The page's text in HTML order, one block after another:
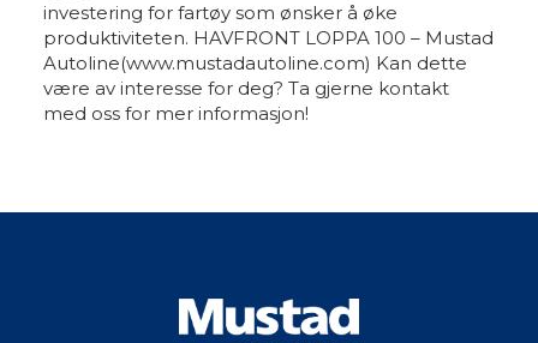
investering for fartøy som ønsker å øke
produktiviteten. HAVFRONT LOPPA 100 – Mustad
Autoline(www.mustadautoline.com) Kan dette
være av interesse for deg? Ta gjerne kontakt
med oss for mer informasjon!